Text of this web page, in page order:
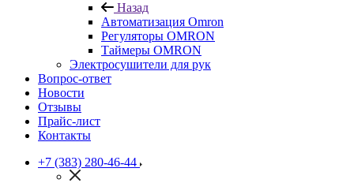
Назад
Автоматизация Omron
Регуляторы OMRON
Таймеры OMRON
Электросушители для рук
Вопрос-ответ
Новости
Отзывы
Прайс-лист
Контакты
+7 (383) 280-46-44